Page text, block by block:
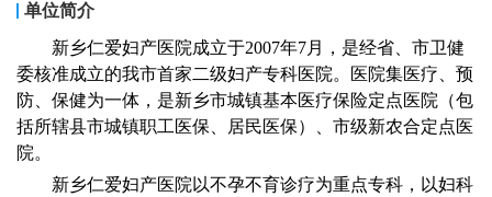
单位简介
新乡仁爱妇产医院成立于2007年7月，是经省、市卫健
委核准成立的我市首家二级妇产专科医院。医院集医疗、预
防、保健为一体，是新乡市城镇基本医疗保险定点医院（包
括所辖县市城镇职工医保、居民医保）、市级新农合定点医
院。
新乡仁爱妇产医院以不孕不育诊疗为重点专科，以妇科